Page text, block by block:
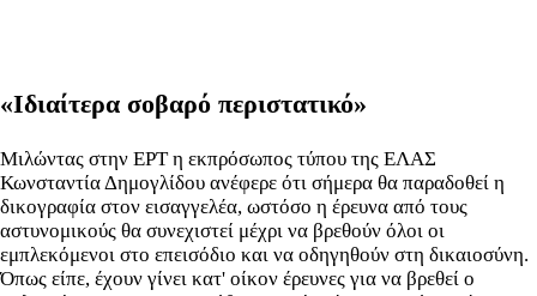
«Ιδιαίτερα σοβαρό περιστατικό»
Μιλώντας στην ΕΡΤ η εκπρόσωπος τύπου της ΕΛΑΣ
Κωνσταντία Δημογλίδου ανέφερε ότι σήμερα θα παραδοθεί η
δικογραφία στον εισαγγελέα, ωστόσο η έρευνα από τους
αστυνομικούς θα συνεχιστεί μέχρι να βρεθούν όλοι οι
εμπλεκόμενοι στο επεισόδιο και να οδηγηθούν στη δικαιοσύνη.
Όπως είπε, έχουν γίνει κατ' οίκον έρευνες για να βρεθεί ο